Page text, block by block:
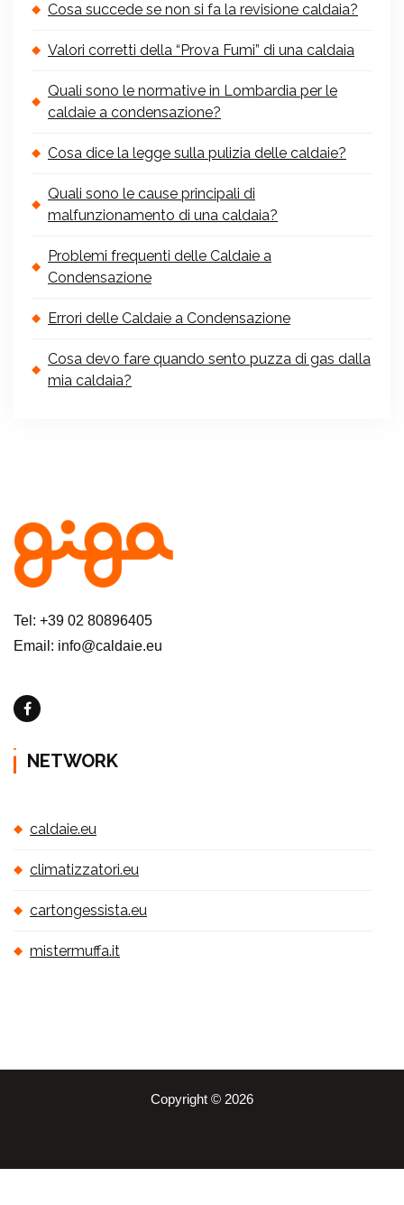
Cosa succede se non si fa la revisione caldaia?
Valori corretti della “Prova Fumi” di una caldaia
Quali sono le normative in Lombardia per le
caldaie a condensazione?
Cosa dice la legge sulla pulizia delle caldaie?
Quali sono le cause principali di
malfunzionamento di una caldaia?
Problemi frequenti delle Caldaie a
Condensazione
Errori delle Caldaie a Condensazione
Cosa devo fare quando sento puzza di gas dalla
mia caldaia?
Tel: +39 02 80896405
Email: info@caldaie.eu
NETWORK
caldaie.eu
climatizzatori.eu
cartongessista.eu
mistermuffa.it
Copyright © 2026